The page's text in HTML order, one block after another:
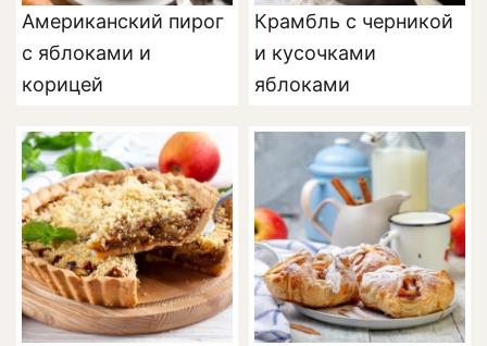
Американский пирог
с яблоками и
корицей
Крамбль с черникой
и кусочками
яблоками